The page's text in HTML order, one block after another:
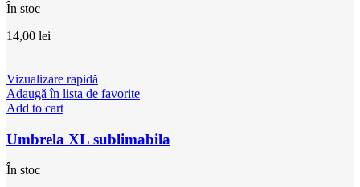
În stoc
14,00 lei
Vizualizare rapidă
Adaugă în lista de favorite
Add to cart
Umbrela XL sublimabila
În stoc